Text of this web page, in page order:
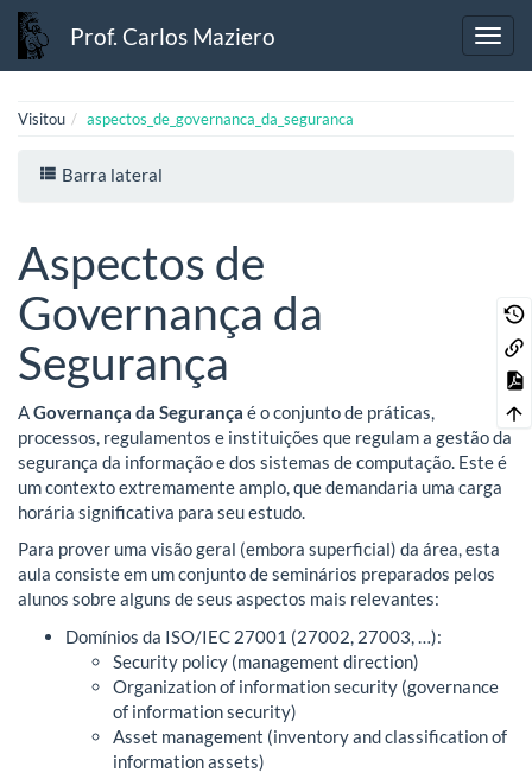
Prof. Carlos Maziero
Visitou aspectos_de_governanca_da_seguranca
Barra lateral
Aspectos de
Governança da
Segurança
AGovernança da Segurança é o conjunto de práticas,
processos, regulamentos e instituições que regulam a gestão da
segurança da informação e dos sistemas de computação. Este é
um contexto extremamente amplo, que demandaria uma carga
horária significativa para seu estudo.
Para prover uma visão geral (embora superficial) da área, esta
aula consiste em um conjunto de seminários preparados pelos
alunos sobre alguns de seus aspectos mais relevantes:
Domínios da ISO/IEC 27001 (27002, 27003, …):
Security policy (management direction)
Organization of information security (governance
of information security)
Asset management (inventory and classification of
information assets)